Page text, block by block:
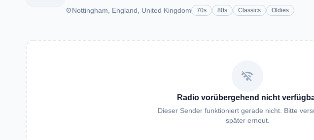
placeNottingham, England, United Kingdom 70s 80s Classics Oldies
wifi_off
Radio vorübergehend nicht
Dieser Sender funktioniert gerade nicht. Bitte
später erneut.